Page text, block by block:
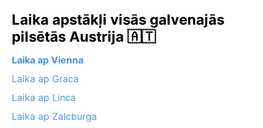
Laika apstākļi visās galvenajās
pilsētās Austrija 🇦🇹
Laika ap Vienna
Laika ap Graca
Laika ap Linca
Laika ap Zalcburga